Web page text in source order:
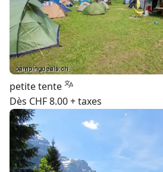
petite tente
Dès CHF 8.00 + taxes